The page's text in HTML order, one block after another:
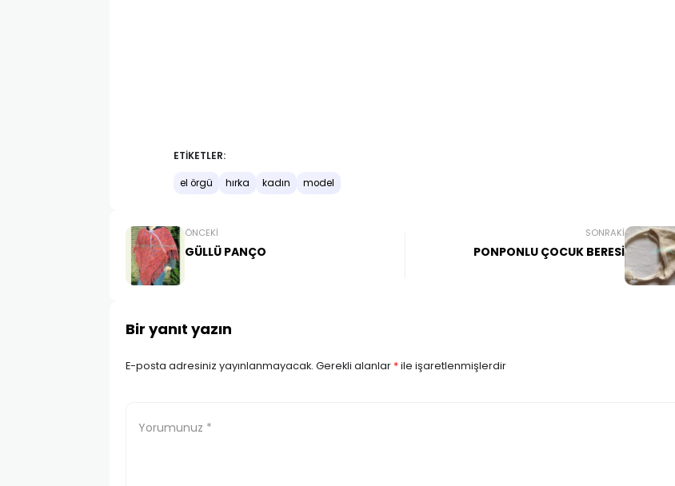
ETIKETLER:
el örgü hırka kadın model
ÖNCEKI
GÜLLÜ PANÇO
SONRAKI
PONPONLU ÇOCUK BERESİ
Bir yanıt yazın
E-posta adresiniz yayınlanmayacak. Gerekli alanlar *ile işaretlenmişlerdir